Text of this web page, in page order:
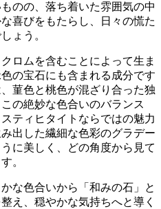
のの、落ち着いた雰囲気の中
喜びをもたらし、日々の慌た
ょう。
ロムを含むことによって生ま
の宝石にも含まれる成分です
菫色と桃色が混ざり合った独
の絶妙な色合いのバランス
ティヒタイトならではの魅力
出した繊細な色彩のグラデー
に美しく、どの角度から見て
。
な色合いから「和みの石」と
え、穏やかな気持ちへと導く